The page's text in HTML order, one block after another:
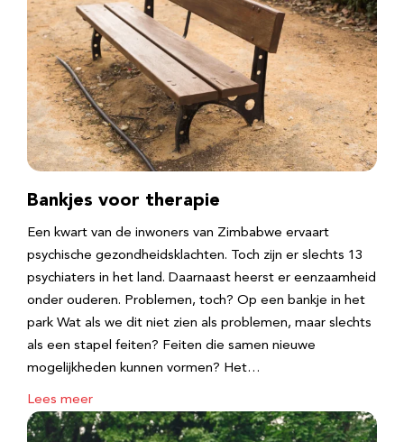
Bankjes voor therapie
Een kwart van de inwoners van Zimbabwe ervaart
psychische gezondheidsklachten. Toch zijn er slechts 13
psychiaters in het land. Daarnaast heerst er eenzaamheid
onder ouderen. Problemen, toch? Op een bankje in het
park Wat als we dit niet zien als problemen, maar slechts
als een stapel feiten? Feiten die samen nieuwe
mogelijkheden kunnen vormen? Het…
Lees meer